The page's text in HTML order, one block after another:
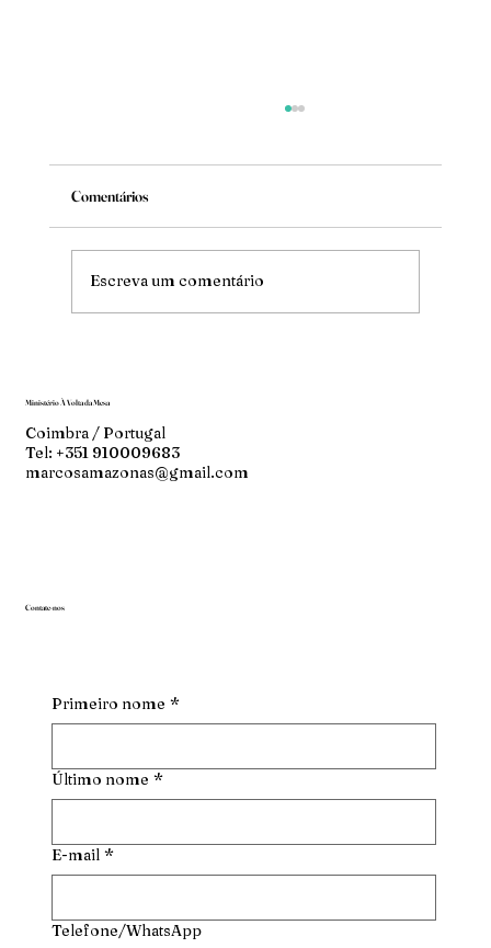
Mude
Comentários
Escreva um comentário
Ministério À Volta da Mesa
Coimbra / Portugal
Tel: +351 910009683
marcosamazonas@gmail.com
Contate-nos
Primeiro nome *
Último nome *
E-mail *
Telefone/WhatsApp